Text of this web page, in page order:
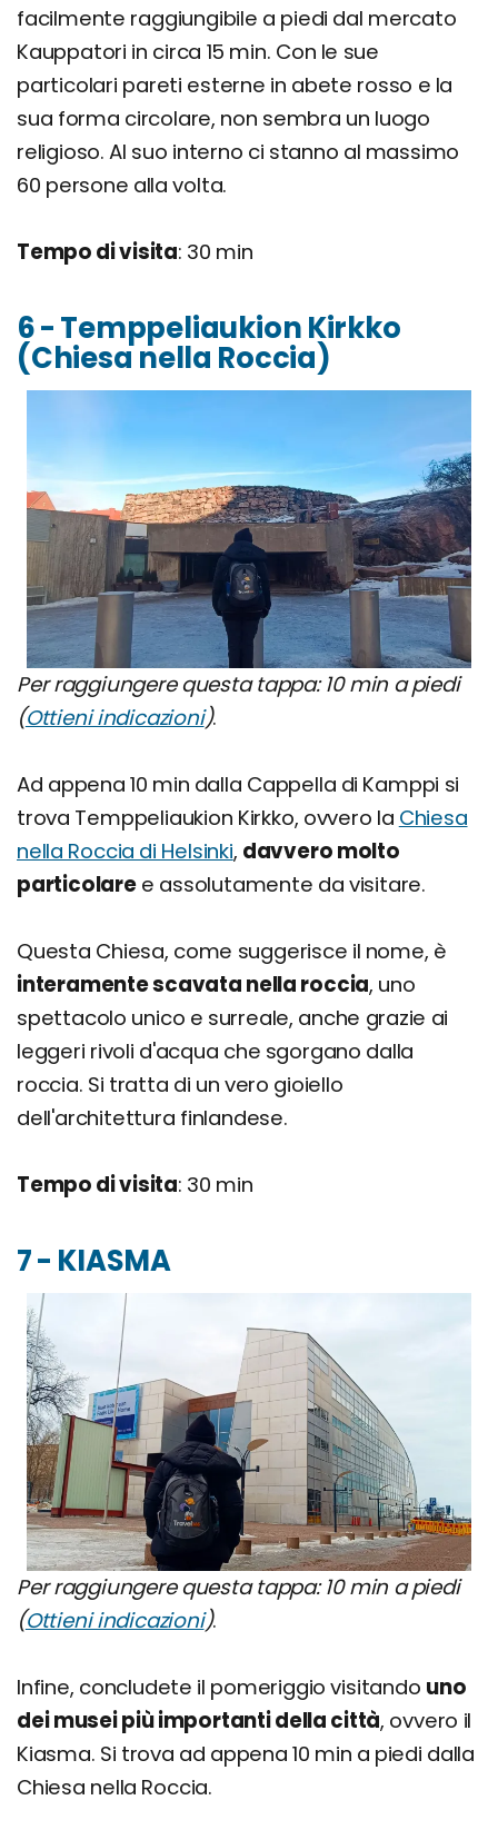
facilmente raggiungibile a piedi dal mercato
Kauppatori in circa 15 min. Con le sue
particolari pareti esterne in abete rosso e la
sua forma circolare, non sembra un luogo
religioso. Al suo interno ci stanno al massimo
60 persone alla volta.
Tempo di visita: 30 min
6 - Temppeliaukion Kirkko
(Chiesa nella Roccia)
Per raggiungere questa tappa: 10 min a piedi
(Ottieni indicazioni).
Ad appena 10 min dalla Cappella di Kamppi si
trova Temppeliaukion Kirkko, ovvero la Chiesa
nella Roccia di Helsinki, davvero molto
particolaree assolutamente da visitare.
Questa Chiesa, come suggerisce il nome, è
interamente scavata nella roccia, uno
spettacolo unico e surreale, anche grazie ai
leggeri rivoli d'acqua che sgorgano dalla
roccia. Si tratta di un vero gioiello
dell'architettura finlandese.
Tempo di visita: 30 min
7 - KIASMA
Per raggiungere questa tappa: 10 min a piedi
(Ottieni indicazioni).
Infine, concludete il pomeriggio visitando uno
dei musei più importanti della città, ovvero il
Kiasma. Si trova ad appena 10 min a piedi dalla
Chiesa nella Roccia.